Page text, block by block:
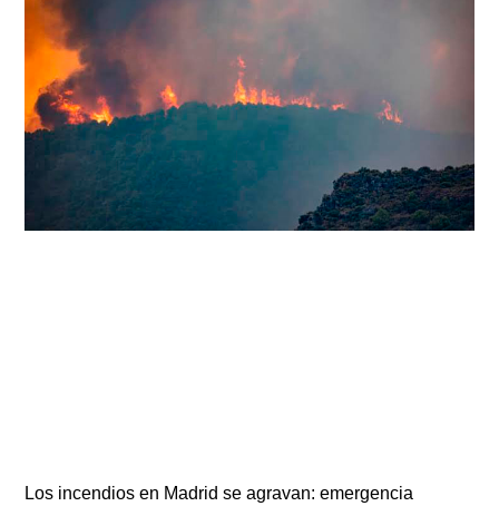
Los incendios en Madrid se agravan: emergencia